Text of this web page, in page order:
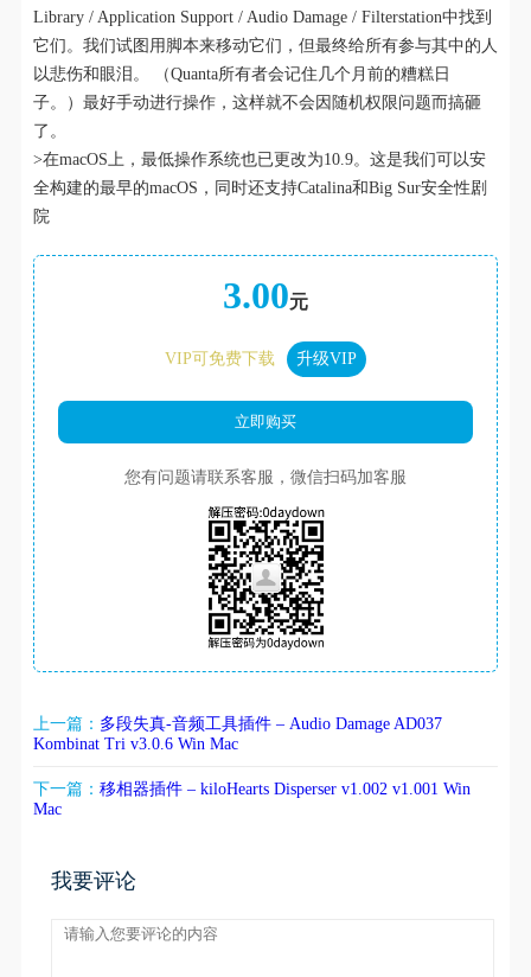
Library / Application Support / Audio Damage / Filterstation中找到
它们。我们试图用脚本来移动它们，但最终给所有参与其中的人
以悲伤和眼泪。 （Quanta所有者会记住几个月前的糟糕日
子。）最好手动进行操作，这样就不会因随机权限问题而搞砸
了。
>在macOS上，最低操作系统也已更改为10.9。这是我们可以安
全构建的最早的macOS，同时还支持Catalina和Big Sur安全性剧
院
3.00元
VIP可免费下载 升级VIP
您有问题请联系客服，微信扫码加客服
上一篇： 多段失真-音频工具插件 – Audio Damage AD037
Kombinat Tri v3.0.6 Win Mac
下一篇： 移相器插件 – kiloHearts Disperser v1.002 v1.001 Win
Mac
我要评论